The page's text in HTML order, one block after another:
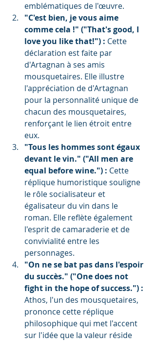
emblématiques de l'œuvre.
"C'est bien, je vous aime
comme cela !" ("That's good, I
love you like that!") : Cette
déclaration est faite par
d'Artagnan à ses amis
mousquetaires. Elle illustre
l'appréciation de d'Artagnan
pour la personnalité unique de
chacun des mousquetaires,
renforçant le lien étroit entre
eux.
"Tous les hommes sont égaux
devant le vin." ("All men are
equal before wine.") : Cette
réplique humoristique souligne
le rôle socialisateur et
égalisateur du vin dans le
roman. Elle reflète également
l'esprit de camaraderie et de
convivialité entre les
personnages.
"On ne se bat pas dans l'espoir
du succès." ("One does not
fight in the hope of success.") :
Athos, l'un des mousquetaires,
prononce cette réplique
philosophique qui met l'accent
sur l'idée que la valeur réside